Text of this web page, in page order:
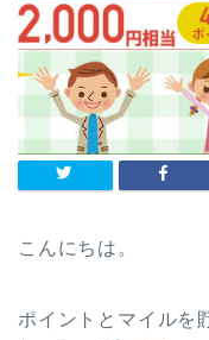
こんにちは。
ポイントとマイルを